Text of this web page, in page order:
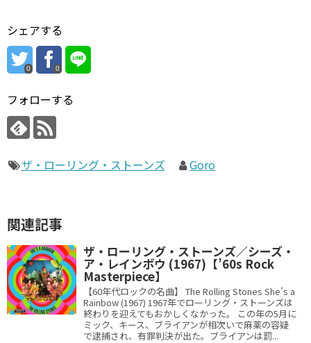
シェアする
0 0
フォローする
ザ・ローリング・ストーンズ Goro
関連記事
ザ・ローリング・ストーンズ／シーズ・
ア・レインボウ (1967)【’60s Rock
Masterpiece】
【60年代ロックの名曲】 The Rolling Stones She's a
Rainbow (1967) 1967年でローリング・ストーンズは
終わりを迎えてもおかしくなかった。 この年の5月に
ミック、キース、ブライアンが相次いで麻薬の容疑
で逮捕され、有罪判決が出た。ブライアンは罰...